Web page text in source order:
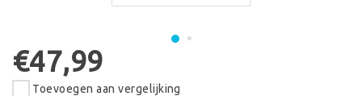
€47,99
Toevoegen aan vergelijking